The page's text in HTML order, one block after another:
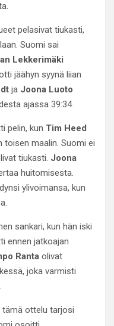
pelasivat tiukasti,
Suomi sai
Lekkerimäki
jäähyn syynä liian
ja Joona Luoto
ajassa 39:34
pelin, kun Tim Heed
toisen maalin. Suomi ei
tiukasti. Joona
huitomisesta.
ylivoimansa, kun
sankari, kun hän iski
ennen jatkoajan
Ranta olivat
joka varmisti
tämä ottelu tarjosi